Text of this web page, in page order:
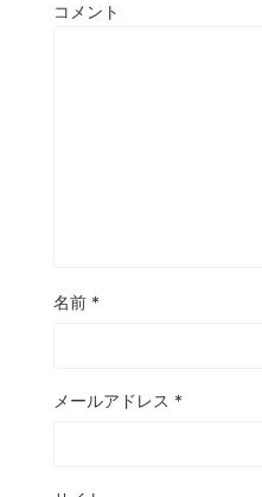
コメント
名前 *
メールアドレス *